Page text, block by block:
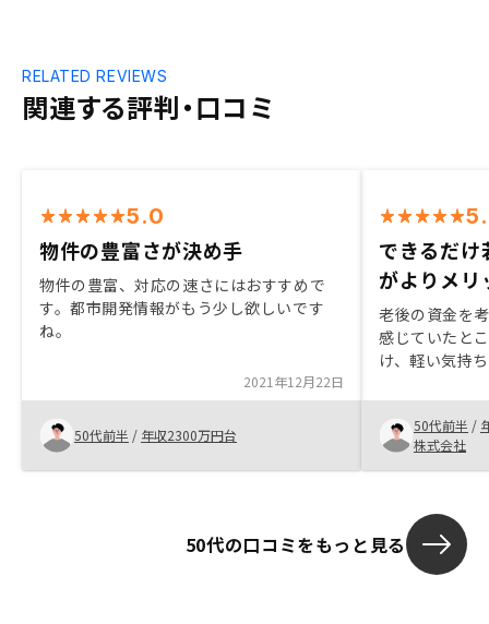
関連する評判・口コミ
RELATED REVIEWS
5.0
物件の豊富さが決め手
物件の豊富、対応の速さにはおすすめで
す。都市開発情報がもう少し欲しいです
ね。
2021年12月22日
50代前半 / 年収2300万円台
できるだけ
がよりメリ
老後の資金を
感じていたと
け、軽い気持
及び営業担当
ら。 長いお
サービスを続
ださい。税金
組めるような
いです。
50代前半 /
株式会社
50代の口コミをもっと見る